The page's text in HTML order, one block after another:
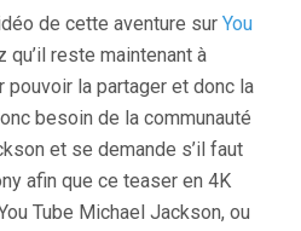
de cette aventure sur You
qu’il reste maintenant à
pouvoir la partager et donc la
besoin de la communauté
et se demande s’il faut
afin que ce teaser en 4K
Tube Michael Jackson, ou